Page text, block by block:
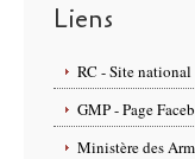
Liens
RC - Site national
GMP - Page
Ministère des